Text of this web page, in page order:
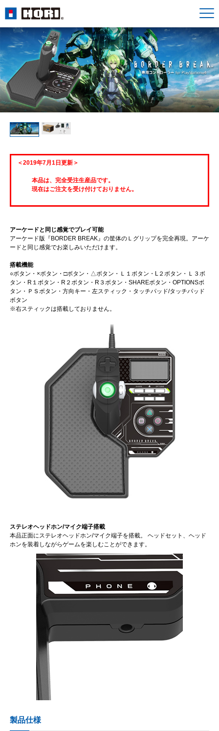
＜2019年7月1日更新＞
本品は、完全受注生産品です。
現在はご注文を受け付けておりません。
アーケードと同じ感覚でプレイ可能
アーケード版『BORDER BREAK』の筐体のＬグリップを完全再現。アーケ
ードと同じ感覚でお楽しみいただけます。
搭載機能
○ボタン・×ボタン・□ボタン・△ボタン・Ｌ１ボタン・L２ボタン・Ｌ３ボ
タン・R１ボタン・R２ボタン・R３ボタン・SHAREボタン・OPTIONSボ
タン・ＰＳボタン・方向キー・左スティック・タッチパッド/タッチパッド
ボタン
※右スティックは搭載しておりません。
ステレオヘッドホン/マイク端子搭載
本品正面にステレオヘッドホン/マイク端子を搭載。 ヘッドセット、ヘッド
ホンを装着しながらゲームを楽しむことができます。
製品仕様